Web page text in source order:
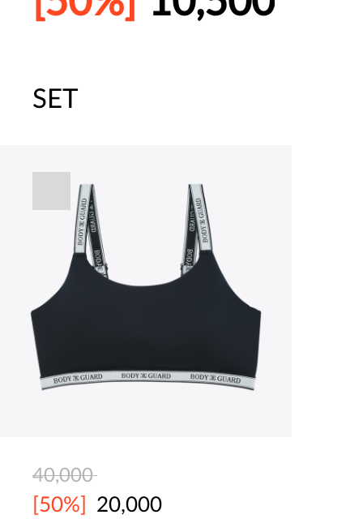
주말특가 20%(8.7~8.9)/5만원 이
[썸머블프] 2만원 할인 쿠폰(8.1~31)
SET
40,000
[50%] 20,000